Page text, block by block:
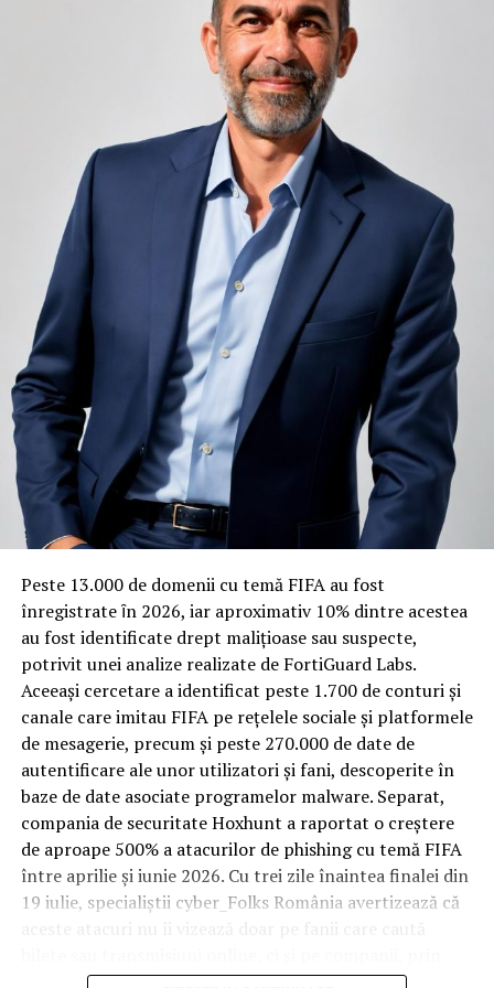
infinit de groși din motive practice și economice.
Zgomotul pașilor din camera de sus sau din coridorul
adiacent rămâne una dintre cele mai frecvente
nemulțumiri semnalate de oaspeți în recenziile online,
chiar și la unități altfel apreciate pentru servicii și
locație. De multe ori, oaspeții nu identifică pardoseala
drept sursa reală a problemei, ci descriu simplu senzația
de spațiu zgomotos sau agitat.
Pardoseala joacă un rol important în absorbția acestor
sunete, mai ales în zonele de trecere frecventă dintre
cameră și baie sau dintre pat și fereastră. Un material cu
proprietăți fonoabsorbante bune reduce transmiterea
zgomotului către camerele vecine și către etajele
inferioare, un aspect esențial mai ales în clădirile mai
vechi, cu structuri care nu au fost proiectate inițial
pentru izolare fonică performantă.
Rotația rapidă a oaspeților cere
materiale rezistente
Spre diferență de o locuință obișnuită, o cameră de hotel
trece printr-un ciclu de utilizare intensă: oaspeți diferiți,
bagaje trase pe roți, curățenie zilnică, uneori mai multe
rezervări consecutive în aceeași săptămână. Această
frecvență ridicată de utilizare pune presiune reală pe
orice suprafață, iar pardoseala este printre primele
elemente afectate vizibil, mai ales în zona din jurul
patului și a ușii de acces.
În etapa de renovare sau construcție, administratorii
care iau în calcul mocheta trafic intens
pentru zonele
cu rotație mare reduc riscul de uzură prematură și de
decolorare vizibilă în punctele de trecere frecventă. Este
o decizie care ține mai puțin de stil și mai mult de
după primele sezoane de utilizare intensă.
Peste 13.000 de domenii cu temă FIFA au fost
înregistrate ȋn 2026, iar aproximativ 10% dintre acestea
au fost identificate drept malițioase sau suspecte,
potrivit unei analize realizate de FortiGuard Labs.
Aceeași cercetare a identificat peste 1.700 de conturi și
canale care imitau FIFA pe rețelele sociale și platformele
de mesagerie, precum și peste 270.000 de date de
autentificare ale unor utilizatori și fani, descoperite în
baze de date asociate programelor malware. Separat,
compania de securitate Hoxhunt a raportat o creștere
de aproape 500% a atacurilor de phishing cu temă FIFA
între aprilie și iunie 2026. Cu trei zile înaintea finalei din
19 iulie, specialiștii cyber_Folks România avertizează că
conturile, dispozitivele și infrastructura digitală